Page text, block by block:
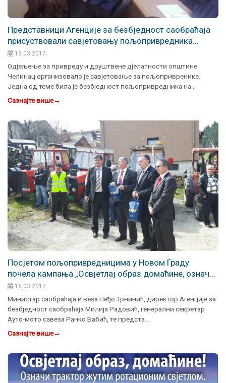
Представници Агенције за безбједност саобраћаја
присуствовали савјетовању пољопривредника
Челинца
16.03.2017.
Одјељење за привреду и друштвене дјелатности општине
Челинац организовало је савјетовање за пољопривренике.
Једна од теме била је безбједност пољопривредника на…
Сазнајте више→
Посјетом пољопривредницима у Новом Граду
почела кампања „Освјетлај образ домаћине, означи
трактор жутим ротационим свјетлом“
16.03.2017.
Министар саобраћаја и веза Неђо Трнинић, директор Агенције за
безбједност саобраћаја Милија Радовић, генерални секретар
Ауто-мото савеза Ранко Бабић, те предста…
Сазнајте више→